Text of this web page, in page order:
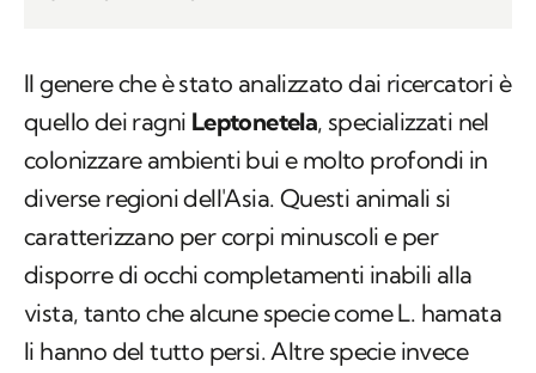
Il genere che è stato analizzato dai ricercatori è
quello dei ragni Leptonetela, specializzati nel
colonizzare ambienti bui e molto profondi in
diverse regioni dell'Asia. Questi animali si
caratterizzano per corpi minuscoli e per
disporre di occhi completamenti inabili alla
vista, tanto che alcune specie comeL. hamata
li hanno del tutto persi. Altre specie invece